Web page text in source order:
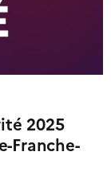
2025
Franche-